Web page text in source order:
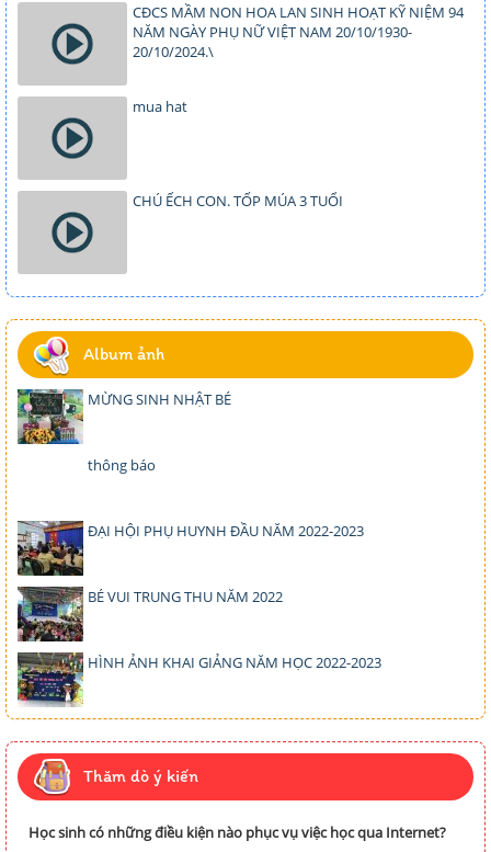
CĐCS MẦM NON HOA LAN SINH HOẠT KỸ NIỆM 94
NĂM NGÀY PHỤ NỮ VIỆT NAM 20/10/1930-
20/10/2024.\
mua hat
CHÚ ẾCH CON. TỐP MÚA 3 TUỔI
Album ảnh
MỪNG SINH NHẬT BÉ
thông báo
ĐẠI HỘI PHỤ HUYNH ĐẦU NĂM 2022-2023
BÉ VUI TRUNG THU NĂM 2022
HÌNH ẢNH KHAI GIẢNG NĂM HỌC 2022-2023
Thăm dò ý kiến
Học sinh có những điều kiện nào phục vụ việc học qua Internet?